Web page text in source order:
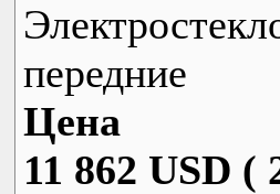
передние
Цена
11 862 USD (